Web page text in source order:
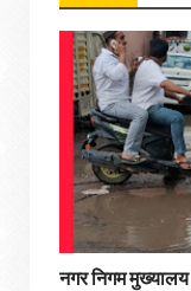
नगर निगम मुख्यालय